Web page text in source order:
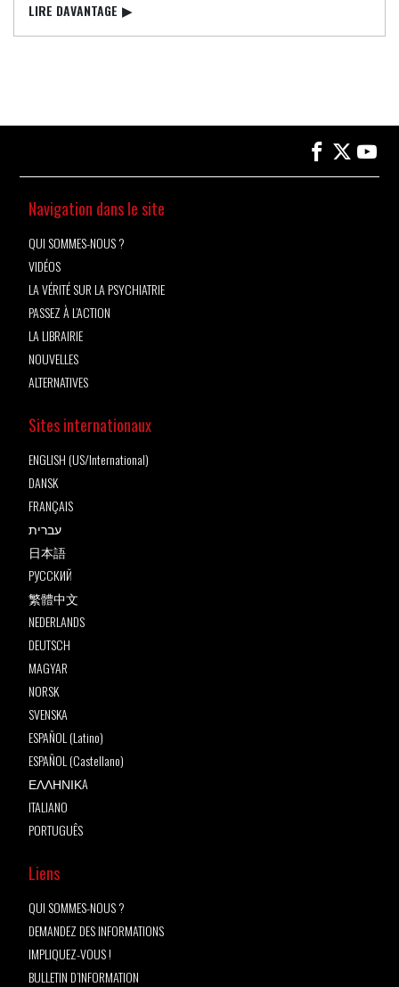
LIRE DAVANTAGE ▶
Navigation dans le site
QUI SOMMES-NOUS ?
VIDÉOS
LA VÉRITÉ SUR LA PSYCHIATRIE
PASSEZ À L’ACTION
LA LIBRAIRIE
NOUVELLES
ALTERNATIVES
Sites internationaux
ENGLISH (US/International)
DANSK
FRANÇAIS
עברית
日本語
РУССКИЙ
繁體中文
NEDERLANDS
DEUTSCH
MAGYAR
NORSK
SVENSKA
ESPAÑOL (Latino)
ESPAÑOL (Castellano)
ΕΛΛΗΝΙΚA
ITALIANO
PORTUGUÊS
Liens
QUI SOMMES-NOUS ?
DEMANDEZ DES INFORMATIONS
IMPLIQUEZ-VOUS !
BULLETIN D’INFORMATION